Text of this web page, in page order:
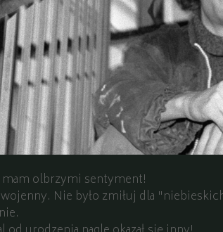
olbrzymi sentyment!
Nie było zmiłuj dla